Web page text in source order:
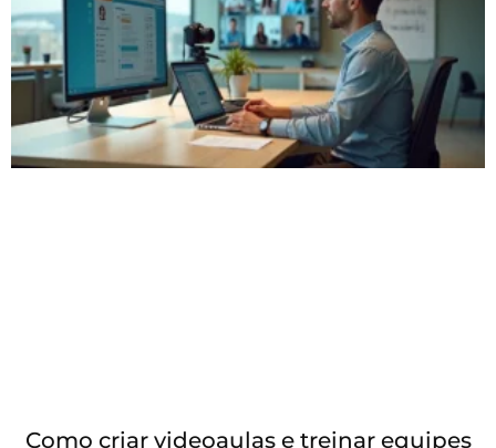
Como criar videoaulas e treinar equipes